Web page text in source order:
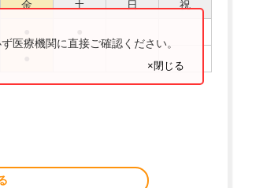
金 土 日 祝
医療機関に直接ご確認ください。
×閉じる